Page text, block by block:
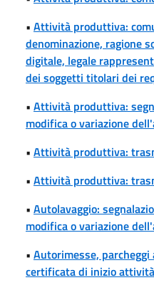
• Attività produttiva:
denominazione, ragione
digitale, legale
dei soggetti titolari dei
• Attività produttiva:
modifica o variazione
• Attività produttiva:
• Attività produttiva:
• Autolavaggio:
modifica o variazione
• Autorimesse, parcheggi
certificata di inizio attività